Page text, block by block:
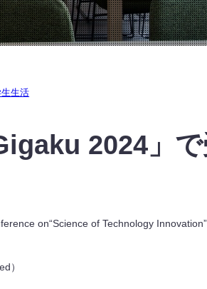
生活
2024」で
on“Science of Technology
）